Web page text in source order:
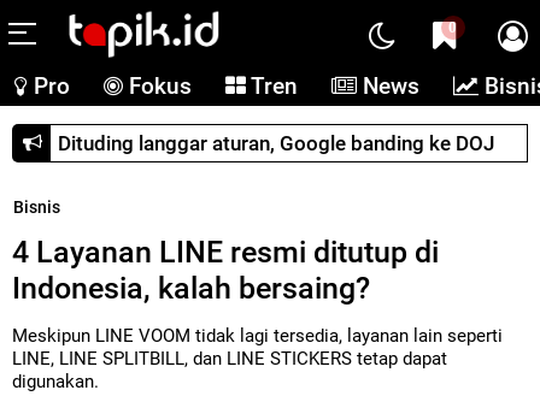
0
Pro Fokus Tren News
Dituding langgar aturan, Google banding ke DOJ
Bisnis
4 Layanan LINE resmi ditutup di
Indonesia, kalah bersaing?
Meskipun LINE VOOM tidak lagi tersedia, layanan lain seperti
LINE, LINE SPLITBILL, dan LINE STICKERS tetap dapat
digunakan.